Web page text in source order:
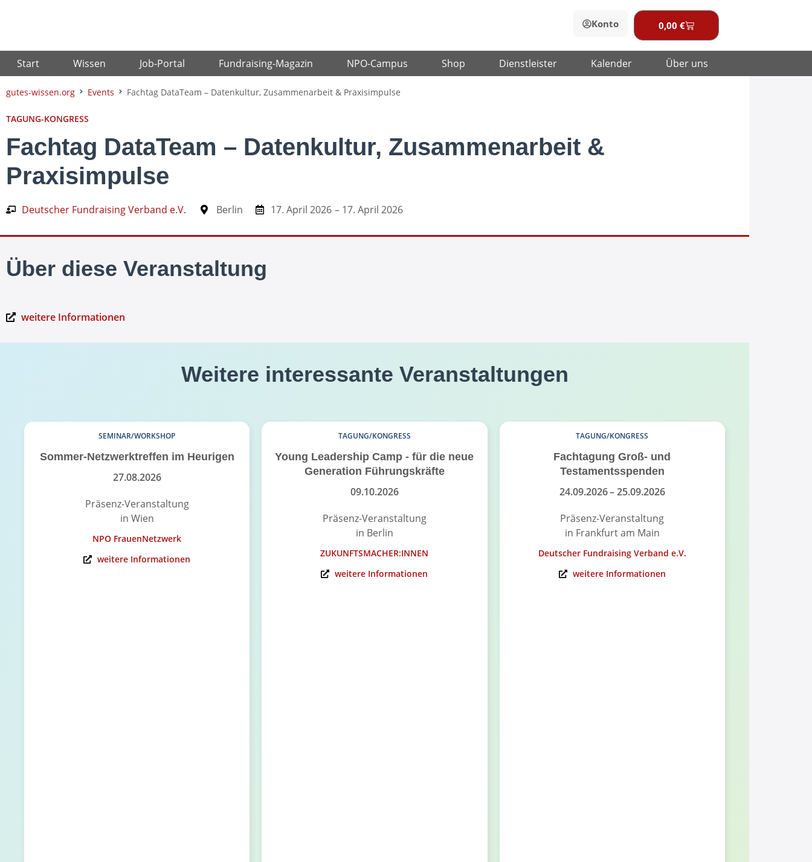
Konto 0,00 €Warenkorb
Start Wissen Job-Portal Fundraising-Magazin NPO-Campus Shop Dienstleister Kalender Über uns
gutes-wissen.org Events Fachtag DataTeam – Datenkultur, Zusammenarbeit & Praxisimpulse
TAGUNG-KONGRESS
Fachtag DataTeam – Datenkultur, Zusammenarbeit &
Praxisimpulse
Deutscher Fundraising Verband e.V. Berlin 17. April 2026 – 17. April 2026
Über diese Veranstaltung
weitere Informationen
Weitere interessante Veranstaltungen
SEMINAR/WORKSHOP
Sommer-Netzwerktreffen im Heurigen
27.08.2026
Präsenz-Veranstaltung
in Wien
NPO FrauenNetzwerk
weitere Informationen
TAGUNG/KONGRESS
Young Leadership Camp - für die neue
Generation Führungskräfte
09.10.2026
Präsenz-Veranstaltung
in Berlin
ZUKUNFTSMACHER:INNEN
weitere Informationen
TAGUNG/KONGRESS
Fachtagung Groß- und
Testamentsspenden
24.09.2026– 25.09.2026
Präsenz-Veranstaltung
in Frankfurt am Main
Deutscher Fundraising Verband e.V.
weitere Informationen